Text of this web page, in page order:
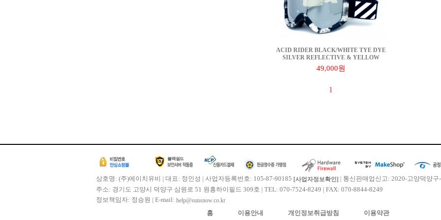
ACID RIDER BLACK/WHITE TYE DYE
SILVER REFLECTIVE & YELLOW
49,000원
1
상호명: (주)에이치유비 | 대표: 정인성 | 사업자등록번호: 105-87-90185 [사업자정보확인] | 통신판매업신고: 2020-고양덕양구
주소: 경기도 고양시 덕양구 삼원로 51 원흥하이필드 309호 | TEL: 070-7524-8249 | FAX: 070-8844-8249
정보책임자: 정승원 | E-mail: help@sunsnow.co.kr
홈 이용안내 개인정보취급방침 이용약관